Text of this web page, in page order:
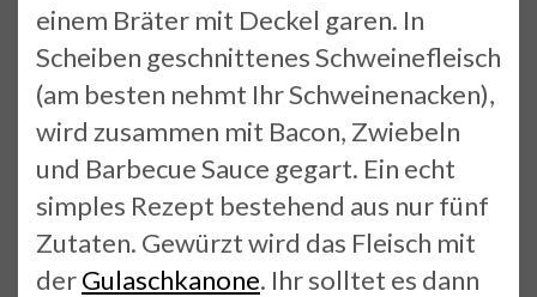
einem Bräter mit Deckel garen. In
Scheiben geschnittenes Schweinefleisch
(am besten nehmt Ihr Schweinenacken),
wird zusammen mit Bacon, Zwiebeln
und Barbecue Sauce gegart. Ein echt
simples Rezept bestehend aus nur fünf
Zutaten. Gewürzt wird das Fleisch mit
derGulaschkanone. Ihr solltet es dann